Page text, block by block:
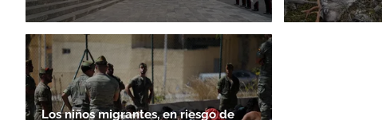
Los niños migrantes, en riesgo de